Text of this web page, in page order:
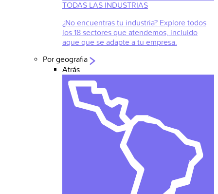
TODAS LAS INDUSTRIAS
¿No encuentras tu industria? Explore todos
los 18 sectores que atendemos, incluido
aque que se adapte a tu empresa.
Por geografia
Atrás